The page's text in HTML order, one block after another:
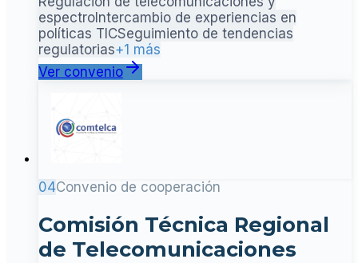
espectro Intercambio de experiencias en
políticas TICSeguimiento de tendencias
regulatorias+1 más
Ver convenio
04Convenio de cooperación
Comisión Técnica Regional
de Telecomunicaciones